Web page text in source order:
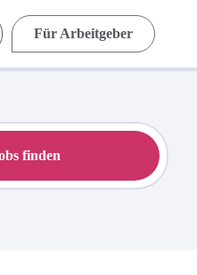
Für Arbeitgeber
finden